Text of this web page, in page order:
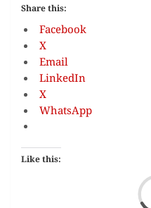
Share this:
Facebook
X
Email
LinkedIn
X
WhatsApp
Like this: